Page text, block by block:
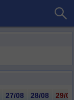
27/08 28/08 29/08